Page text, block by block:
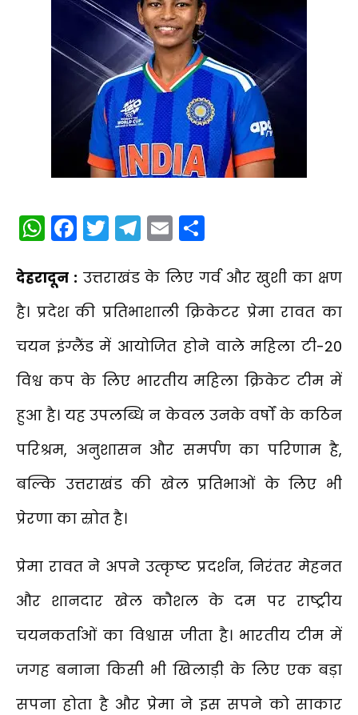
WhatsApp
Facebook
Twitter
Telegram
Email
देहरादून : उत्तराखंड के लिए गर्व और खुशी का क्षण
है। प्रदेश की प्रतिभाशाली क्रिकेटर प्रेमा रावत का
चयन इंग्लैंड में आयोजित होने वाले महिला टी-20
विश्व कप के लिए भारतीय महिला क्रिकेट टीम में
हुआ है। यह उपलब्धि न केवल उनके वर्षों के कठिन
परिश्रम, अनुशासन और समर्पण का परिणाम है,
बल्कि उत्तराखंड की खेल प्रतिभाओं के लिए भी
प्रेरणा का स्रोत है।
प्रेमा रावत ने अपने उत्कृष्ट प्रदर्शन, निरंतर मेहनत
और शानदार खेल कौशल के दम पर राष्ट्रीय
चयनकर्ताओं का विश्वास जीता है। भारतीय टीम में
जगह बनाना किसी भी खिलाड़ी के लिए एक बड़ा
सपना होता है और प्रेमा ने इस सपने को साकार